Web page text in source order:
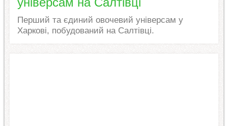
Перший та єдиний овочевий універсам у
Харкові, побудований на Салтівці.